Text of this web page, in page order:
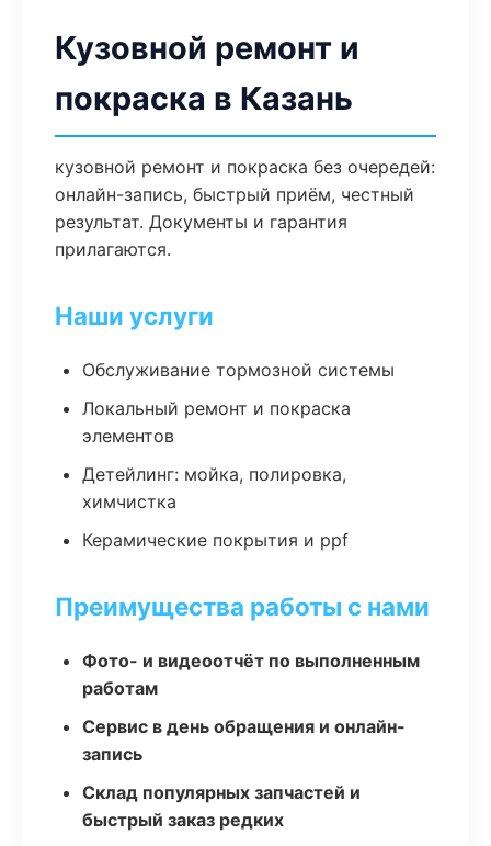
Кузовной ремонт и
покраска в Казань
кузовной ремонт и покраска без очередей:
онлайн-запись, быстрый приём, честный
результат. Документы и гарантия
прилагаются.
Наши услуги
Обслуживание тормозной системы
Локальный ремонт и покраска
элементов
Детейлинг: мойка, полировка,
химчистка
Керамические покрытия и ppf
Преимущества работы с нами
Фото- и видеоотчёт по выполненным
работам
Сервис в день обращения и онлайн-
запись
Склад популярных запчастей и
быстрый заказ редких